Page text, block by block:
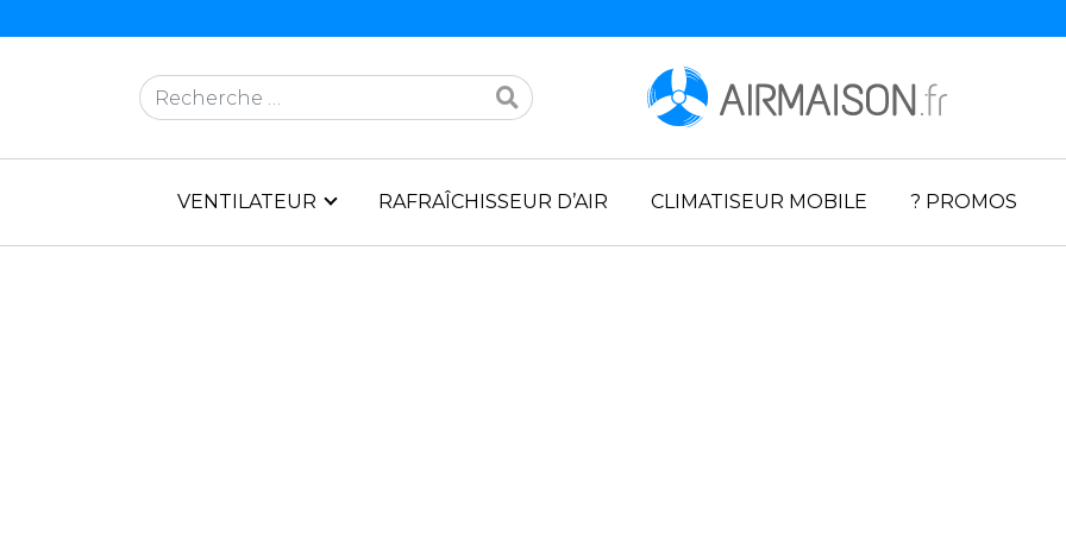
Rechercher
VENTILATEUR RAFRAÎCHISSEUR D’AIR CLIMATISEUR MOBILE ? PROMOS